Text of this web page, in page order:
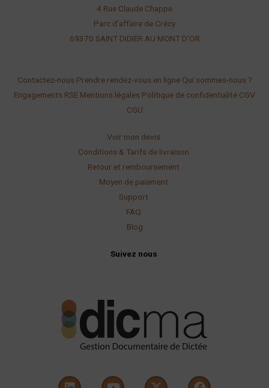
4 Rue Claude Chappe
Parc d’affaire de Crécy
69370 SAINT DIDIER AU MONT D’OR
Contactez-nous Prendre rendez-vous en ligne Qui sommes-nous ?
Engagements RSE Mentions légales Politique de confidentialité CGV
CGU
Voir mon devis
Conditions & Tarifs de livraison
Retour et remboursement
Moyen de paiement
Support
FAQ
Blog
Suivez nous
L
Y
X
F